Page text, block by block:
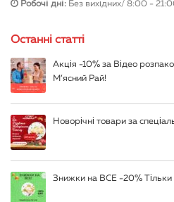
Робочі дні: Без вихідних/ 8:00 -
Останні статті
Акція -10% за Відео
М’ясний Рай!
Новорічні товари за
Знижки на ВСЕ -20% Тільки